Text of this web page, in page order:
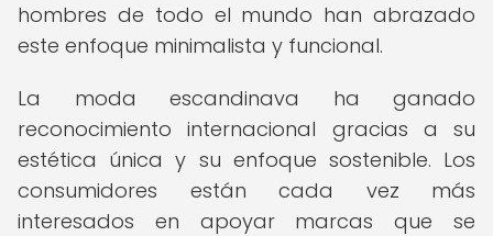
hombres de todo el mundo han abrazado
este enfoque minimalista y funcional.
La moda escandinava ha ganado
reconocimiento internacional gracias a su
estética única y su enfoque sostenible. Los
consumidores están cada vez más
interesados en apoyar marcas que se